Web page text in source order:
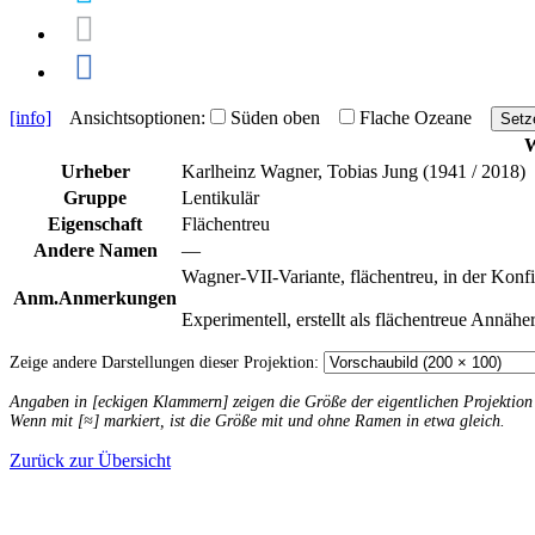
[info] Ansichtsoptionen: Süden oben Flache Ozeane
Urheber
Karlheinz Wagner, Tobias Jung (1941 / 2018)
Gruppe
Lentikulär
Eigenschaft
Flächentreu
Andere Namen
—
Anm.Anmerkungen
Wagner-VII-Variante, flächentreu, in der
Experimentell, erstellt als flächentreue
Zeige andere Darstellungen dieser Projektion:
Angaben in [eckigen Klammern] zeigen die Größe der eigentlichen
Wenn mit [≈] markiert, ist die Größe mit und ohne Ramen in etwa gleich.
Zurück zur Übersicht